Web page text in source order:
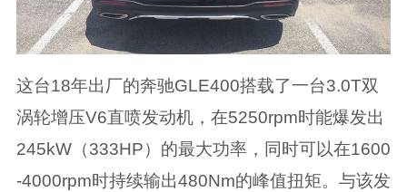
这台18年出厂的奔驰GLE400搭载了一台3.0T双
涡轮增压V6直喷发动机，在5250rpm时能爆发出
245kW（333HP）的最大功率，同时可以在1600
-4000rpm时持续输出480Nm的峰值扭矩。与该发